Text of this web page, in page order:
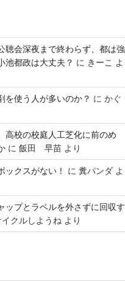
聴会深夜まで終わらず、都は強
都政は大丈夫？ に きーこ よ
を使う人が多いのか？ に かぐ
高校の校庭人工芝化に前のめ
に 飯田 早苗より
ックスがない！ に 糞パンダよ
ップとラベルを外さずに回収す
イクルしようねより